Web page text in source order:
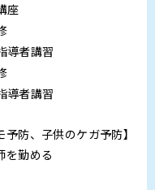
座
導者講習
導者講習
防、子供のケガ予防】
を勤める